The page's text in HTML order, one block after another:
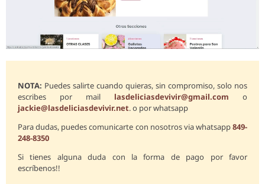
NOTA: Puedes salirte cuando quieras, sin compromiso, solo nos
escribes por mail lasdeliciasdevivir@gmail.com o
jackie@lasdeliciasdevivir.net. o por whatsapp
Para dudas, puedes comunicarte con nosotros via whatsapp849-
248-8350
Si tienes alguna duda con la forma de pago por favor
escríbenos!!